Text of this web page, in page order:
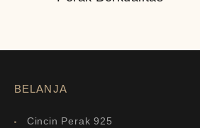
BELANJA
Cincin Perak 925